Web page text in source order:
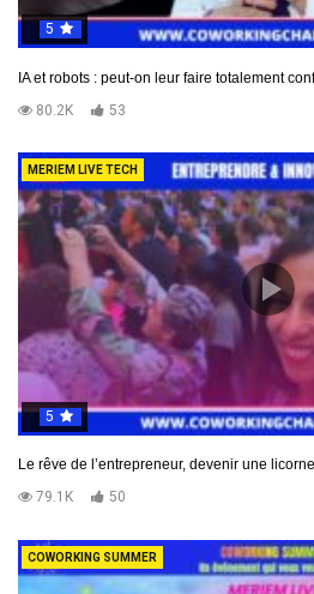
5
IA et robots : peut-on leur faire totalement
80.2K
53
MERIEM LIVE TECH
5
Le rêve de l’entrepreneur, devenir une
79.1K
50
COWORKING SUMMER